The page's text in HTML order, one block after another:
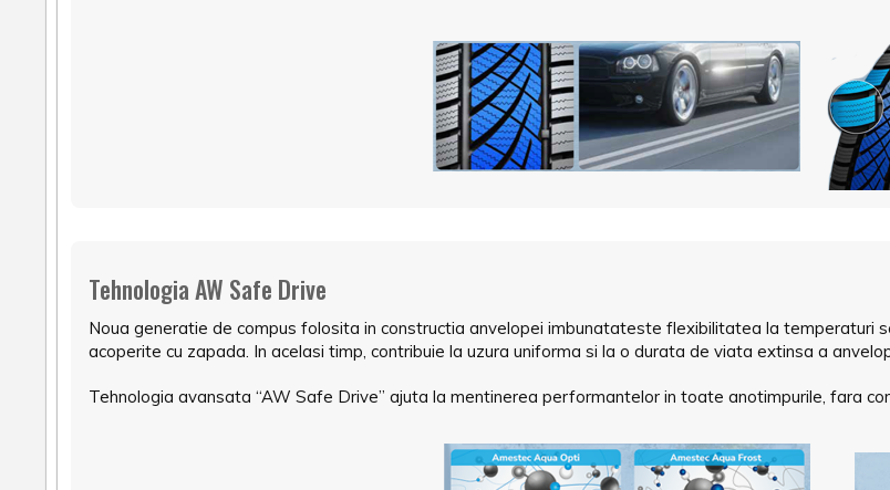
Tehnologia AW Safe Drive
Noua generatie de compus folosita in constructia anvelopei imbunatateste flexibilitatea la temperaturi
acoperite cu zapada. In acelasi timp, contribuie la uzura uniforma si la o durata de viata extinsa a
Tehnologia avansata “AW Safe Drive” ajuta la mentinerea performantelor in toate anotimpurile, fara